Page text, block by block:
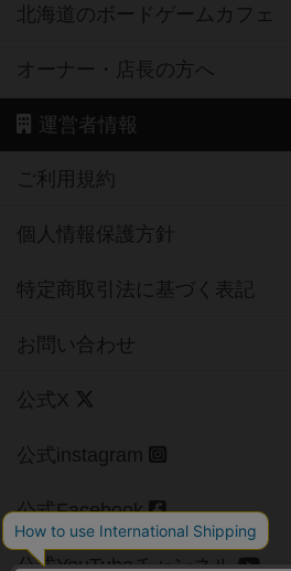
北海道のボードゲームカフェ
オーナー・店長の方へ
運営者情報
ご利用規約
個人情報保護方針
特定商取引法に基づく表記
お問い合わせ
公式X
公式instagram
公式Facebook
公式YouTubeチャンネル